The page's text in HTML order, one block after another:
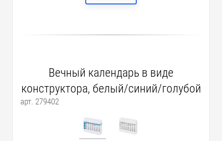
Вечный календарь в виде
конструктора, белый/синий/голубой
арт. 279402